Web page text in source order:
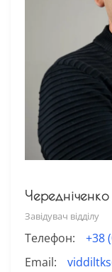
Завідувач відділу
Телефон:
+38
Email: